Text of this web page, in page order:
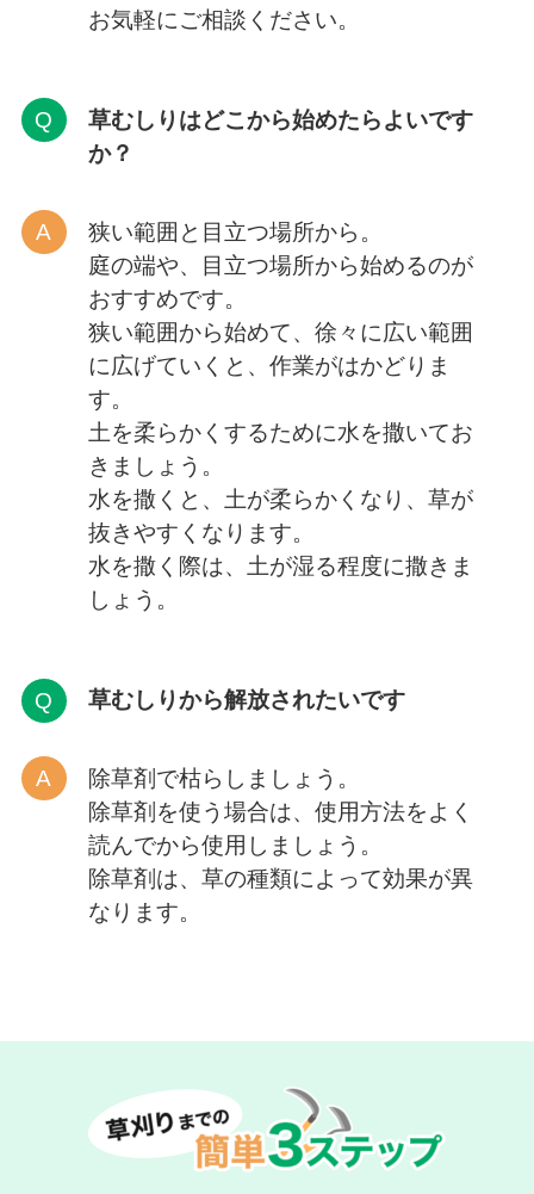
お気軽にご相談ください。
草むしりはどこから始めたらよいです
か？
狭い範囲と目立つ場所から。
庭の端や、目立つ場所から始めるのが
おすすめです。
狭い範囲から始めて、徐々に広い範囲
に広げていくと、作業がはかどりま
す。
土を柔らかくするために水を撒いてお
きましょう。
水を撒くと、土が柔らかくなり、草が
抜きやすくなります。
水を撒く際は、土が湿る程度に撒きま
しょう。
草むしりから解放されたいです
除草剤で枯らしましょう。
除草剤を使う場合は、使用方法をよく
読んでから使用しましょう。
除草剤は、草の種類によって効果が異
なります。